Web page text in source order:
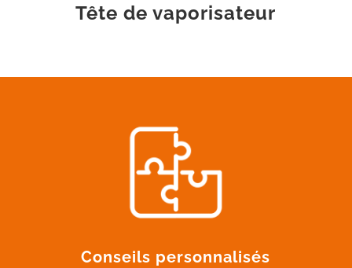
Tête de vaporisateur
Conseils personnalisés